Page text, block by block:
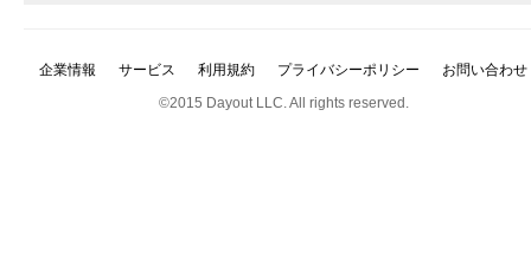
企業情報 サービス 利用規約 プライバシーポリシー
お問い合わせ
©2015 Dayout LLC. All rights reserved.